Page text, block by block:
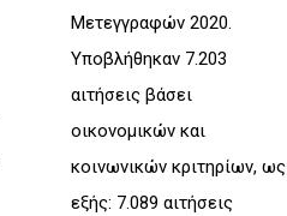
Μετεγγραφών 2020.
Υποβλήθηκαν 7.203
αιτήσεις βάσει
οικονομικών και
κοινωνικών κριτηρίων, ως
εξής: 7.089 αιτήσεις